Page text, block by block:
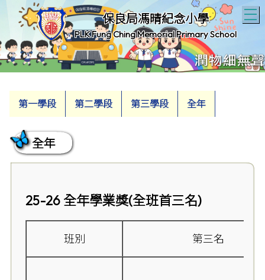
保良局馮晴紀念小學
PLK Fung Ching Memorial Primary School
第一學段 第二學段 第三學段 全年
全年
25-26 全年學業獎(全班首三名)
班別 第三名